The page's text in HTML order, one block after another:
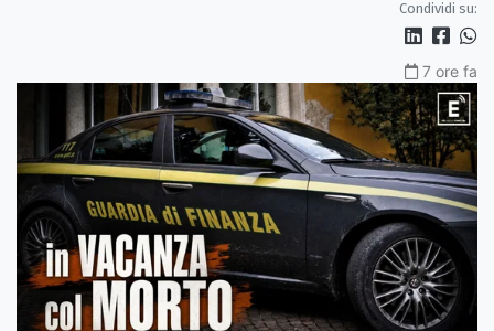
Condividi su:
7 ore fa